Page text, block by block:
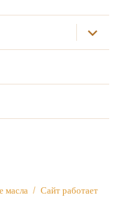
раскрыть
дочернее
меню
масла
Сайт работает